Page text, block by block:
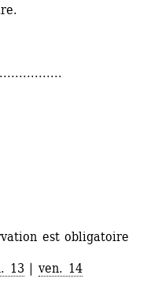
est obligatoire
13 | ven. 14